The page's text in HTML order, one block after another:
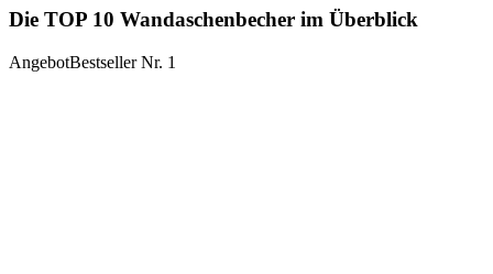
Die TOP 10 Wandaschenbecher im Überblick
AngebotBestseller Nr. 1